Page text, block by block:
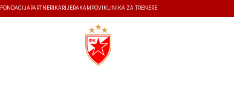
FONDACIJA PARTNERI KARIJERA KAMPOVI KLINIKA ZA TRENERE